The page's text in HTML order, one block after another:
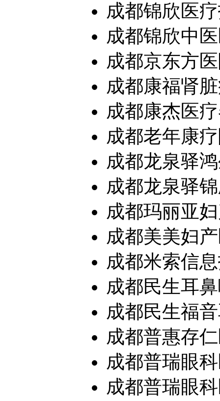
成都锦欣医
成都锦欣中
成都京东方
成都康福肾
成都康杰医
成都老年康
成都龙泉驿
成都龙泉驿
成都玛丽亚
成都美美妇
成都米索信
成都民生耳
成都民生福
成都普惠存
成都普瑞眼
成都普瑞眼